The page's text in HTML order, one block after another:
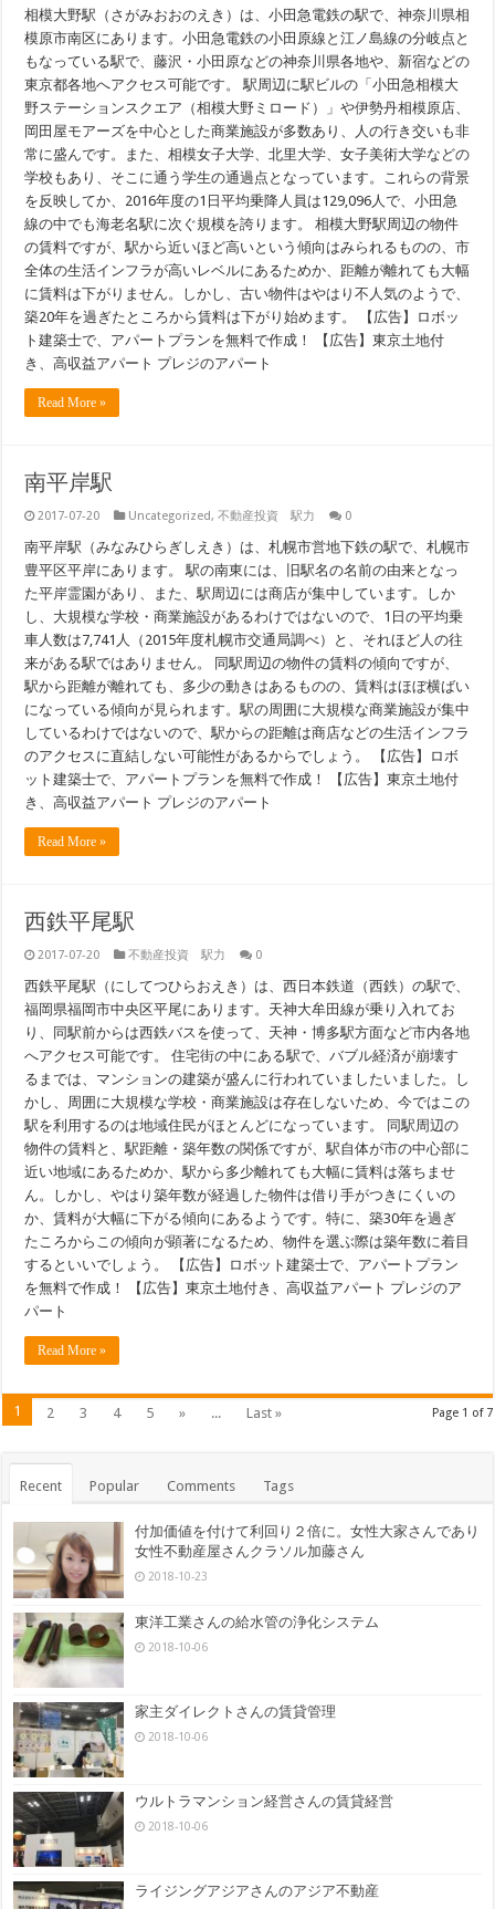
相模大野駅（さがみおおのえき）は、小田急電鉄の駅で、神奈川県相
模原市南区にあります。小田急電鉄の小田原線と江ノ島線の分岐点と
もなっている駅で、藤沢・小田原などの神奈川県各地や、新宿などの
東京都各地へアクセス可能です。 駅周辺に駅ビルの「小田急相模大
野ステーションスクエア（相模大野ミロード）」や伊勢丹相模原店、
岡田屋モアーズを中心とした商業施設が多数あり、人の行き交いも非
常に盛んです。また、相模女子大学、北里大学、女子美術大学などの
学校もあり、そこに通う学生の通過点となっています。これらの背景
を反映してか、2016年度の1日平均乗降人員は129,096人で、小田急
線の中でも海老名駅に次ぐ規模を誇ります。 相模大野駅周辺の物件
の賃料ですが、駅から近いほど高いという傾向はみられるものの、市
全体の生活インフラが高いレベルにあるためか、距離が離れても大幅
に賃料は下がりません。しかし、古い物件はやはり不人気のようで、
築20年を過ぎたところから賃料は下がり始めます。 【広告】ロボッ
ト建築士で、アパートプランを無料で作成！ 【広告】東京土地付
き、高収益アパート プレジのアパート
Read More »
南平岸駅
2017-07-20 Uncategorized,不動産投資 駅力 0
南平岸駅（みなみひらぎしえき）は、札幌市営地下鉄の駅で、札幌市
豊平区平岸にあります。 駅の南東には、旧駅名の名前の由来となっ
た平岸霊園があり、また、駅周辺には商店が集中しています。しか
し、大規模な学校・商業施設があるわけではないので、1日の平均乗
車人数は7,741人（2015年度札幌市交通局調べ）と、それほど人の往
来がある駅ではありません。 同駅周辺の物件の賃料の傾向ですが、
駅から距離が離れても、多少の動きはあるものの、賃料はほぼ横ばい
になっている傾向が見られます。駅の周囲に大規模な商業施設が集中
しているわけではないので、駅からの距離は商店などの生活インフラ
のアクセスに直結しない可能性があるからでしょう。 【広告】ロボ
ット建築士で、アパートプランを無料で作成！ 【広告】東京土地付
き、高収益アパート プレジのアパート
Read More »
西鉄平尾駅
2017-07-20 不動産投資 駅力 0
西鉄平尾駅（にしてつひらおえき）は、西日本鉄道（西鉄）の駅で、
福岡県福岡市中央区平尾にあります。天神大牟田線が乗り入れてお
り、同駅前からは西鉄バスを使って、天神・博多駅方面など市内各地
へアクセス可能です。 住宅街の中にある駅で、バブル経済が崩壊す
るまでは、マンションの建築が盛んに行われていましたいました。し
かし、周囲に大規模な学校・商業施設は存在しないため、今ではこの
駅を利用するのは地域住民がほとんどになっています。 同駅周辺の
物件の賃料と、駅距離・築年数の関係ですが、駅自体が市の中心部に
近い地域にあるためか、駅から多少離れても大幅に賃料は落ちませ
ん。しかし、やはり築年数が経過した物件は借り手がつきにくいの
か、賃料が大幅に下がる傾向にあるようです。特に、築30年を過ぎ
たころからこの傾向が顕著になるため、物件を選ぶ際は築年数に着目
するといいでしょう。 【広告】ロボット建築士で、アパートプラン
を無料で作成！ 【広告】東京土地付き、高収益アパート プレジのア
パート
Read More »
Page 1 of 7
1 2 3 4 5 » ... Last »
Recent Popular Comments Tags
付加価値を付けて利回り２倍に。女性大家さんであり
女性不動産屋さんクラソル加藤さん
2018-10-23
東洋工業さんの給水管の浄化システム
2018-10-06
家主ダイレクトさんの賃貸管理
2018-10-06
ウルトラマンション経営さんの賃貸経営
2018-10-06
ライジングアジアさんのアジア不動産